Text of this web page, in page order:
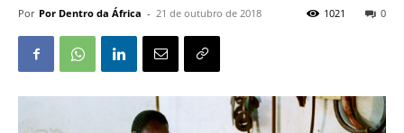
Por Por Dentro da África - 21 de outubro de 2018 0
1021